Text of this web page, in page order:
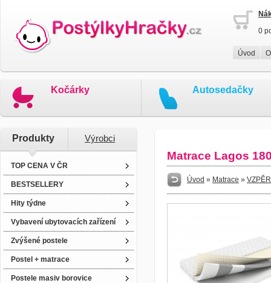
0
Úvod
Kočárky Autosedačky
Produkty Výrobci
TOP CENA V ČR
BESTSELLERY
Hity týdne
Vybavení ubytovacích zařízení
Zvýšené postele
Postel + matrace
Postele masiv borovice
Matrace Lagos
Úvod » Matrace »